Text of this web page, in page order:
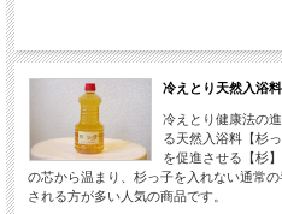
冷えとり天然入浴料
冷えとり健康法の
る天然入浴料【杉
を促進させる【杉
の芯から温まり、杉っ子を入れない通常
される方が多い人気の商品です。